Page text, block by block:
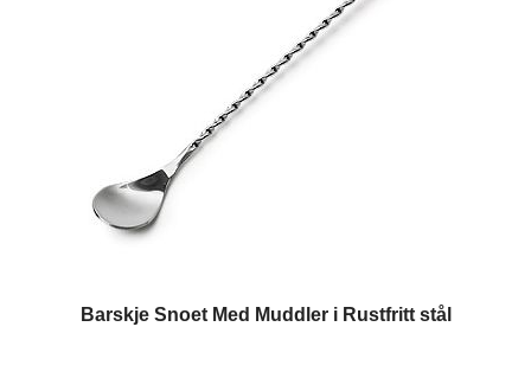
Barskje Snoet Med Muddler i Rustfritt stål